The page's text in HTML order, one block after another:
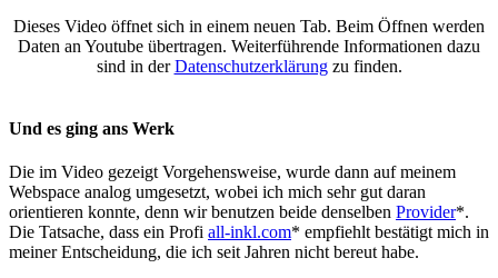
Dieses Video öffnet sich in einem neuen Tab. Beim Öffnen werden
Daten an Youtube übertragen. Weiterführende Informationen dazu
sind in derDatenschutzerklärungzu finden.
Und es ging ans Werk
Die im Video gezeigt Vorgehensweise, wurde dann auf meinem
Webspace analog umgesetzt, wobei ich mich sehr gut daran
orientieren konnte, denn wir benutzen beide denselben Provider*.
Die Tatsache, dass ein Profi all-inkl.com* empfiehlt bestätigt mich in
meiner Entscheidung, die ich seit Jahren nicht bereut habe.